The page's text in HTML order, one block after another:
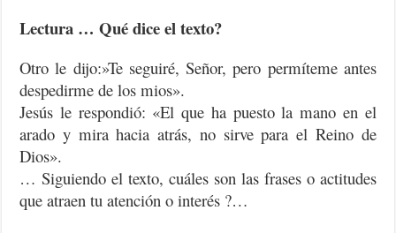
Lectura … Qué dice el texto?
Otro le dijo:»Te seguiré, Señor, pero permíteme antes
despedirme de los mios».
Jesús le respondió: «El que ha puesto la mano en el
arado y mira hacia atrás, no sirve para el Reino de
Dios».
… Siguiendo el texto, cuáles son las frases o actitudes
que atraen tu atención o interés ?…